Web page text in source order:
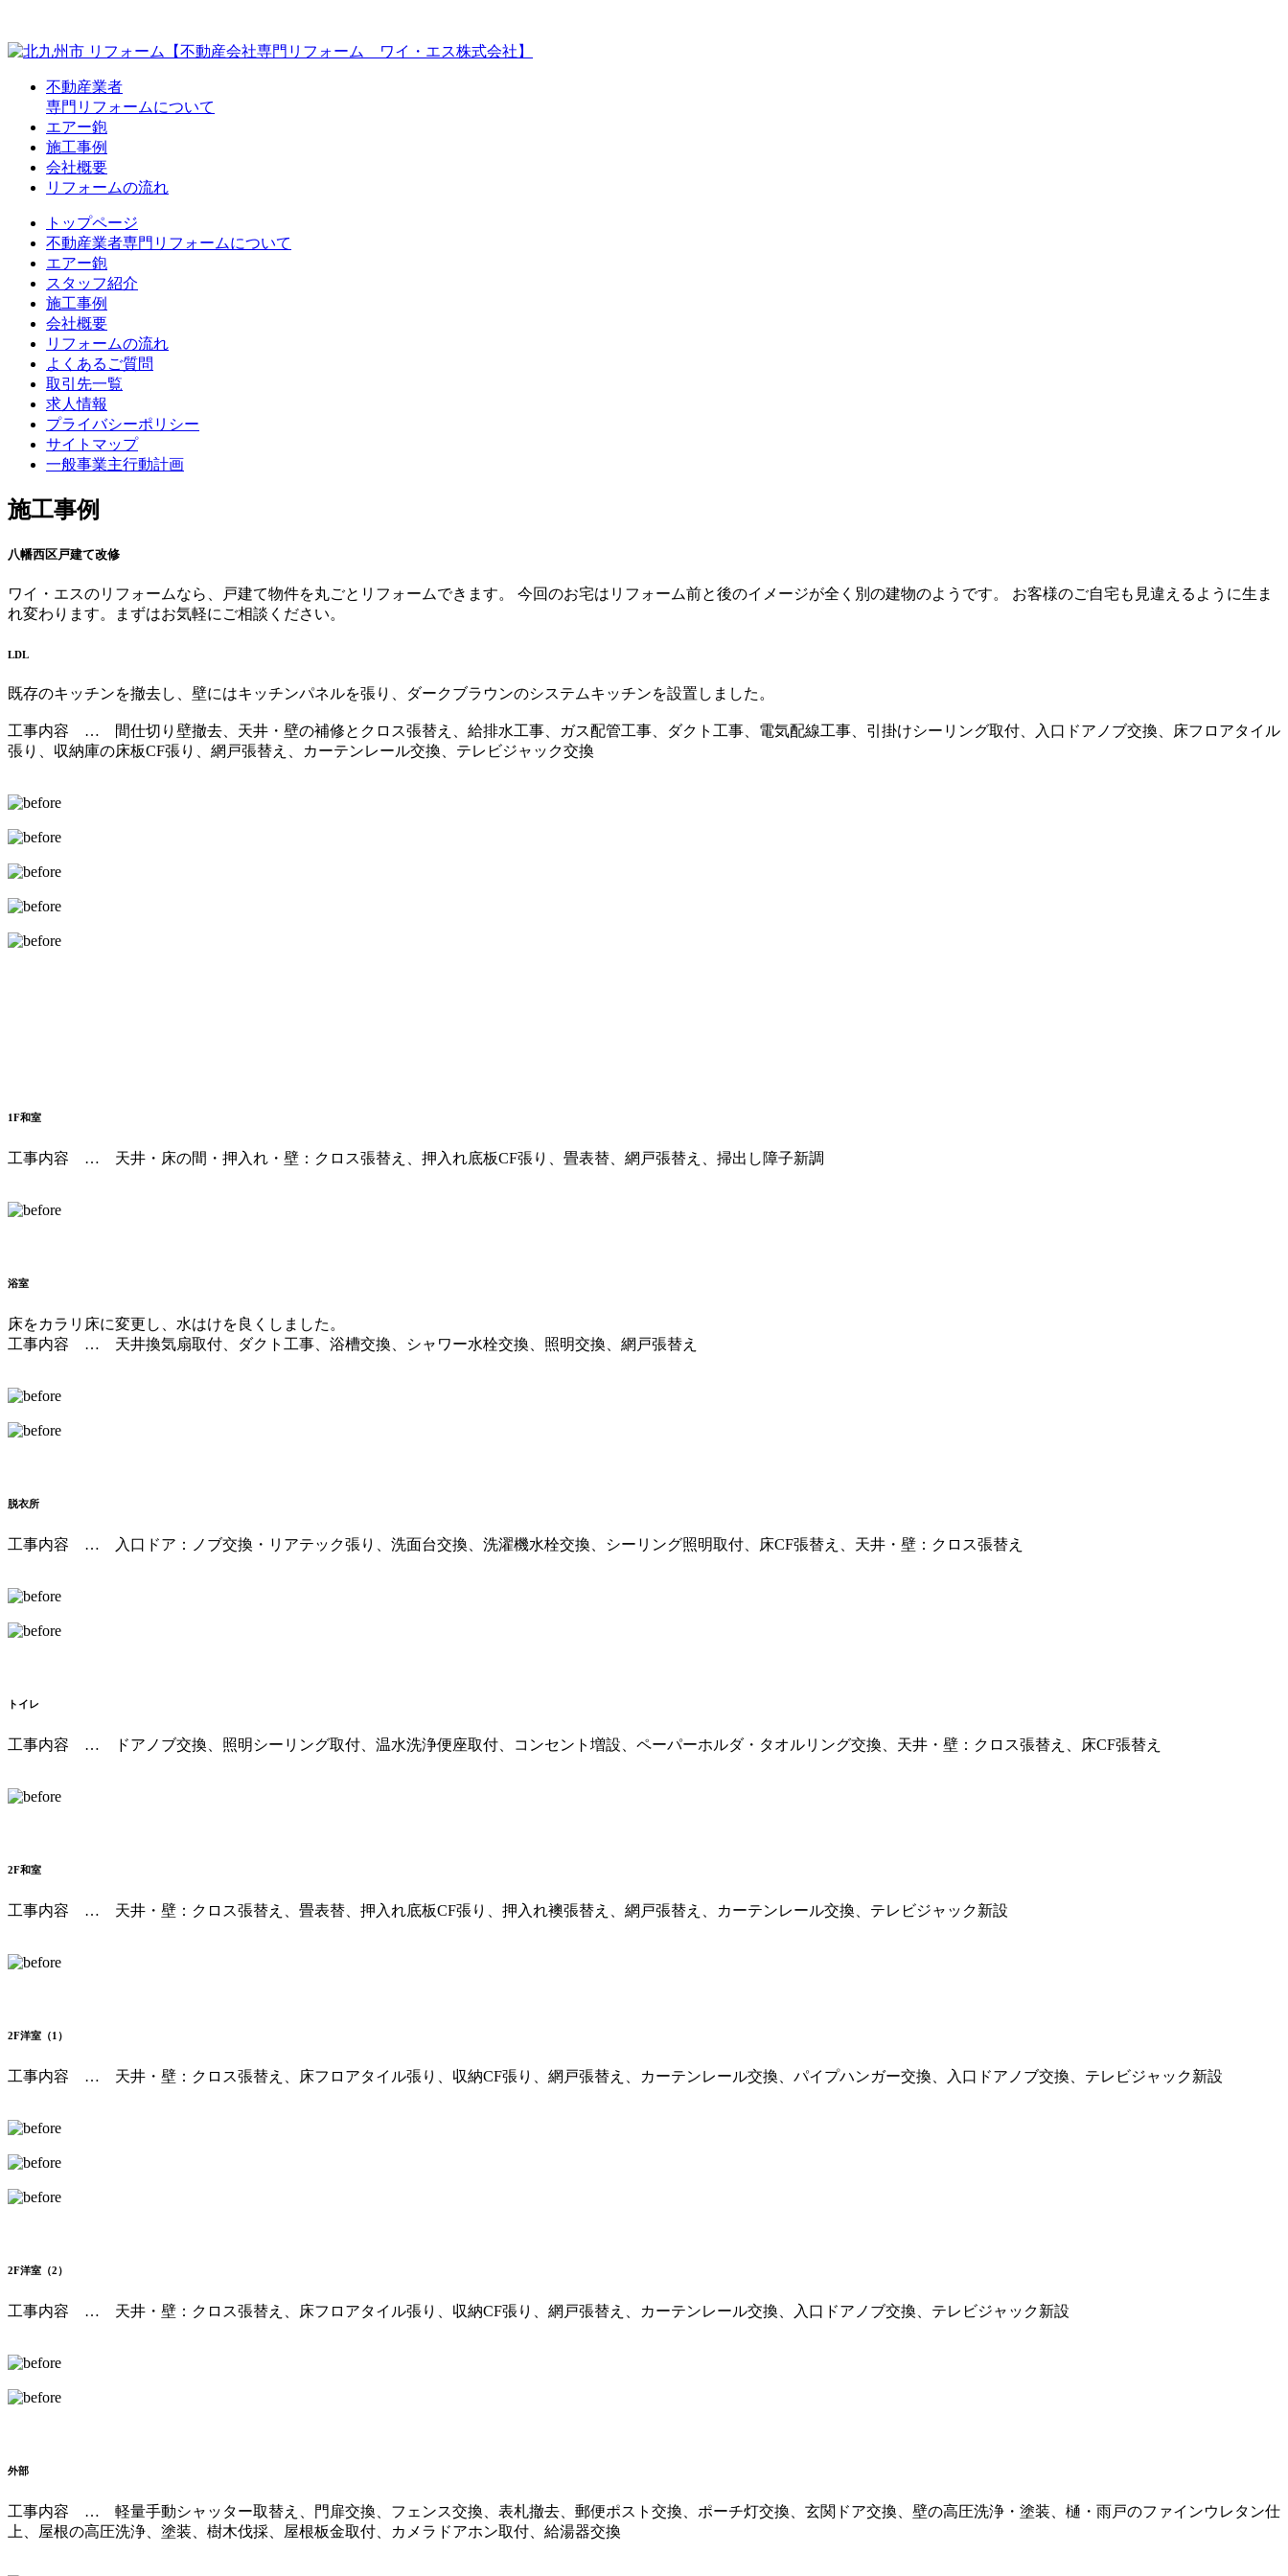
不動産業者
専門リフォームについて
エアー鉋
施工事例
会社概要
リフォームの流れ
トップページ
不動産業者専門リフォームについて
エアー鉋
スタッフ紹介
施工事例
会社概要
リフォームの流れ
よくあるご質問
取引先一覧
求人情報
プライバシーポリシー
サイトマップ
一般事業主行動計画
施工事例
八幡西区戸建て改修
ワイ・エスのリフォームなら、戸建て物件を丸ごとリフォームできます。 今回のお宅はリフォーム前と後のイメージが全く別の建物のようです。 お客様のご自宅も見違えるように生ま
れ変わります。まずはお気軽にご相談ください。
LDL
既存のキッチンを撤去し、壁にはキッチンパネルを張り、ダークブラウンのシステムキッチンを設置しました。
工事内容 … 間仕切り壁撤去、天井・壁の補修とクロス張替え、給排水工事、ガス配管工事、ダクト工事、電気配線工事、引掛けシーリング取付、入口ドアノブ交換、床フロアタイル
張り、収納庫の床板CF張り、網戸張替え、カーテンレール交換、テレビジャック交換
1F和室
工事内容 … 天井・床の間・押入れ・壁：クロス張替え、押入れ底板CF張り、畳表替、網戸張替え、掃出し障子新調
浴室
床をカラリ床に変更し、水はけを良くしました。
工事内容 … 天井換気扇取付、ダクト工事、浴槽交換、シャワー水栓交換、照明交換、網戸張替え
脱衣所
工事内容 … 入口ドア：ノブ交換・リアテック張り、洗面台交換、洗濯機水栓交換、シーリング照明取付、床CF張替え、天井・壁：クロス張替え
トイレ
工事内容 … ドアノブ交換、照明シーリング取付、温水洗浄便座取付、コンセント増設、ペーパーホルダ・タオルリング交換、天井・壁：クロス張替え、床CF張替え
2F和室
工事内容 … 天井・壁：クロス張替え、畳表替、押入れ底板CF張り、押入れ襖張替え、網戸張替え、カーテンレール交換、テレビジャック新設
2F洋室（1）
工事内容 … 天井・壁：クロス張替え、床フロアタイル張り、収納CF張り、網戸張替え、カーテンレール交換、パイプハンガー交換、入口ドアノブ交換、テレビジャック新設
2F洋室（2）
工事内容 … 天井・壁：クロス張替え、床フロアタイル張り、収納CF張り、網戸張替え、カーテンレール交換、入口ドアノブ交換、テレビジャック新設
外部
工事内容 … 軽量手動シャッター取替え、門扉交換、フェンス交換、表札撤去、郵便ポスト交換、ポーチ灯交換、玄関ドア交換、壁の高圧洗浄・塗装、樋・雨戸のファインウレタン仕
上、屋根の高圧洗浄、塗装、樹木伐採、屋根板金取付、カメラドアホン取付、給湯器交換